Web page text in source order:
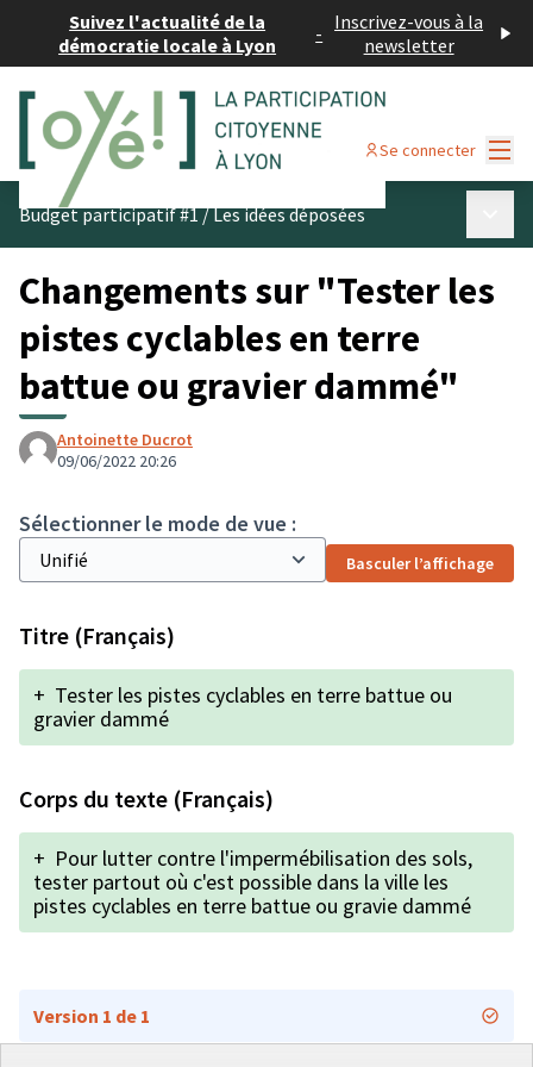
Suivez l'actualité de la
démocratie locale à Lyon
- Inscrivez-vous à la
newsletter
Se connecter
Budget participatif #1/Les idées déposées
Changements sur "Tester les
pistes cyclables en terre
battue ou gravier dammé"
Antoinette Ducrot
09/06/2022 20:26
Sélectionner le mode de vue :
Basculer l’affichage
Titre (Français)
+ Tester les pistes cyclables en terre battue ou
gravier dammé
Corps du texte (Français)
+ Pour lutter contre l'impermébilisation des sols,
tester partout où c'est possible dans la ville les
pistes cyclables en terre battue ou gravie dammé
Version 1 de 1